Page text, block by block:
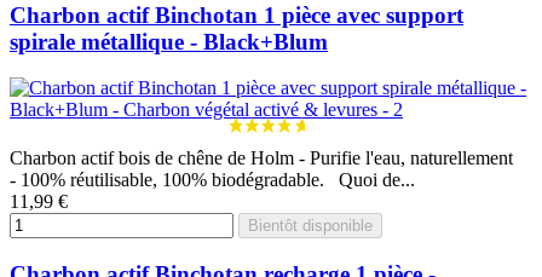
Charbon actif Binchotan 1 pièce avec support
spirale métallique - Black+Blum
Charbon actif bois de chêne de Holm - Purifie l'eau, naturellement
- 100% réutilisable, 100% biodégradable. Quoi de...
11,99 €
Bientôt disponible